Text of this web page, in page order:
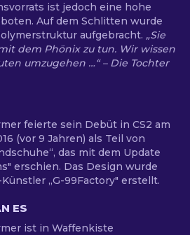
ist jedoch eine hohe
Auf dem Schlitten wurde
aufgebracht. „Sie
dem Phönix zu tun. Wir wissen
umzugehen …“ – Die Tochter
feierte sein Debüt in CS2 am
(vor 9 Jahren) als Teil von
das mit dem Update
erschien. Das Design wurde
„G-99Factory" erstellt.
ES
ist in Waffenkiste